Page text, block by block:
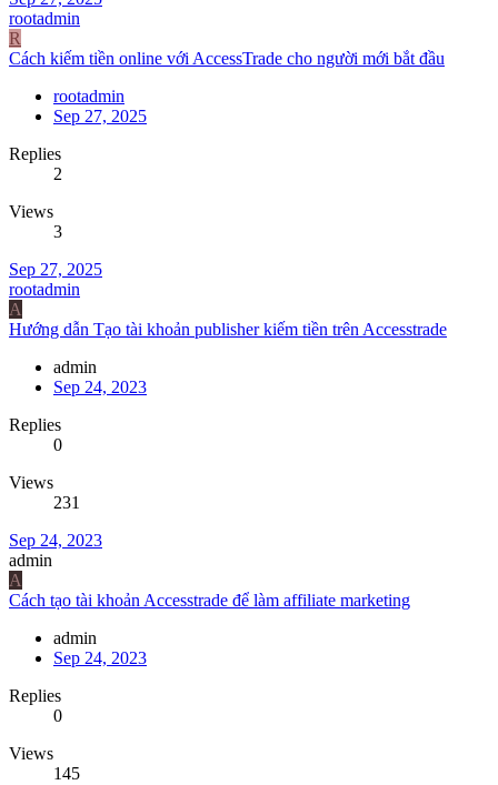
rootadmin
R
Cách kiếm tiền online với AccessTrade cho người mới bắt đầu
rootadmin
Sep 27, 2025
Replies
2
Views
3
Sep 27, 2025
rootadmin
A
Hướng dẫn Tạo tài khoản publisher kiếm tiền trên Accesstrade
admin
Sep 24, 2023
Replies
0
Views
231
Sep 24, 2023
admin
A
Cách tạo tài khoản Accesstrade để làm affiliate marketing
admin
Sep 24, 2023
Replies
0
Views
145